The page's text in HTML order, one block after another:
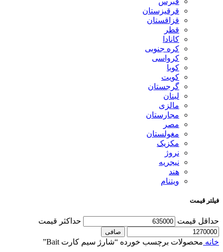
قرقیزستان
قزاقستان
قطر
کانادا
کره جنوبی
کرواسی
کوبا
کویت
گرجستان
لبنان
مالزی
مجارستان
مصر
مغولستان
مکزیک
نروژ
نیجریه
هند
ویتنام
فیلتر قیمت
حداقل قیمت حداكثر قيمت
صافی
خانه محصولات برچسب خورده “شارژ سیم کارت Bait”